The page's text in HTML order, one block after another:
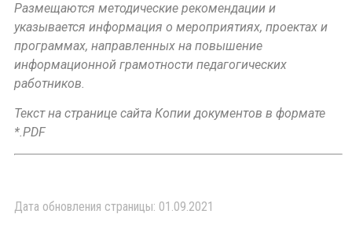
Размещаются методические рекомендации и
указывается информация о мероприятиях, проектах и
программах, направленных на повышение
информационной грамотности педагогических
работников.
Текст на странице сайта Копии документов в формате
*.PDF
Дата обновления страницы: 01.09.2021